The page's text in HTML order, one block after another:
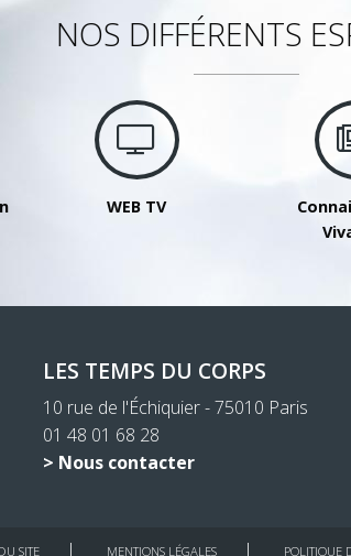
NOS DIFFÉRENTS
WEB TV
LES TEMPS DU CORPS
10 rue de l'Échiquier - 75010 Paris
01 48 01 68 28
> Nous contacter
SITE MENTIONS LÉGALES POLITIQUE